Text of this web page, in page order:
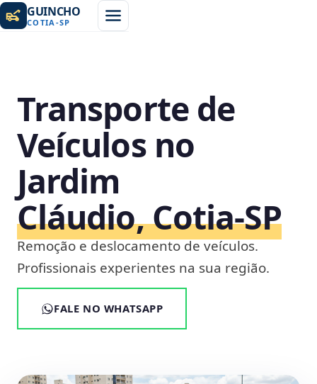
GUINCHO
COTIA -SP
Transporte de
Veículos no
Jardim
Cláudio, Cotia‑SP
Remoção e deslocamento de veículos.
Profissionais experientes na sua região.
FALE NO WHATSAPP